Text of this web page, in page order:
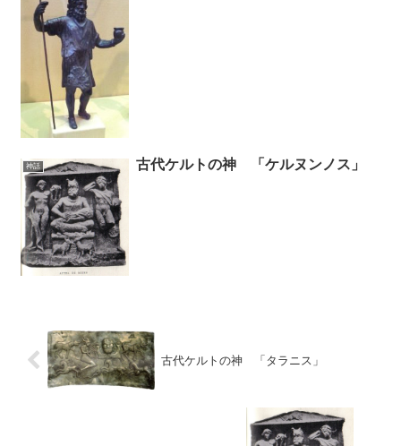
神話 古代ケルトの神 「ケルヌンノス」
古代ケルトの神 「タラニス」